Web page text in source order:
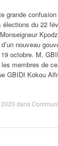
grande
élections du 22
nouveau
19 octobre. M.
membres de
GBIDI Kokou
dans